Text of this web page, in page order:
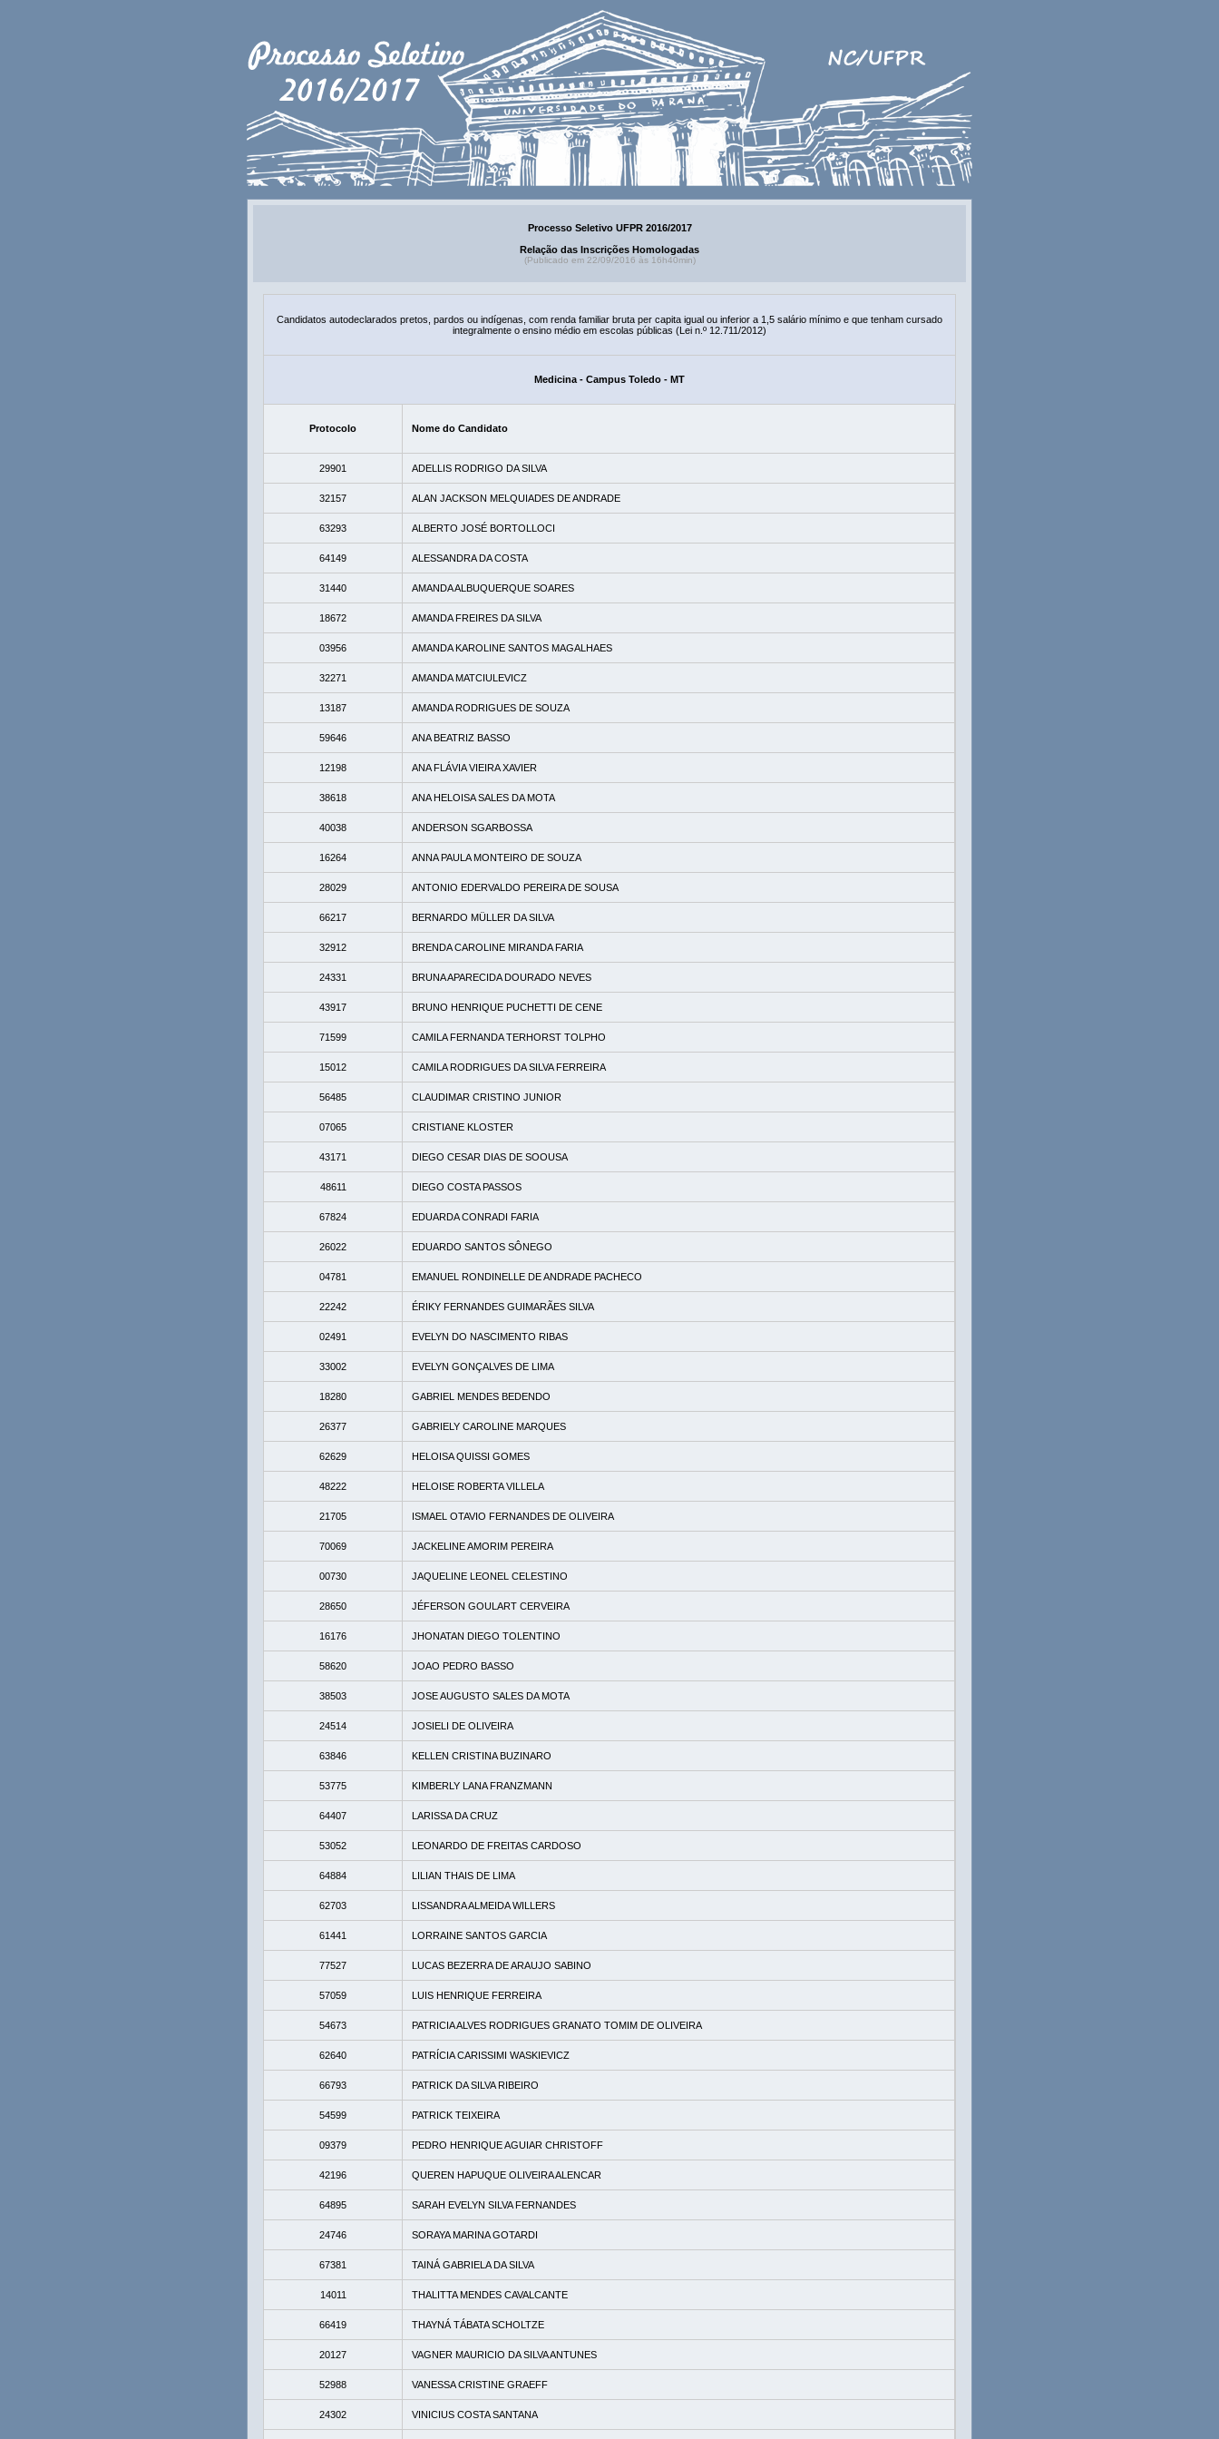
Processo Seletivo UFPR 2016/2017
Relação das Inscrições Homologadas
(Publicado em 22/09/2016 às 16h40min)
Candidatos autodeclarados pretos, pardos ou indígenas, com renda familiar bruta per capita igual ou inferior a 1,5 salário mínimo e que tenham cursado
integralmente o ensino médio em escolas públicas (Lei n.º 12.711/2012)
Medicina - Campus Toledo - MT
Protocolo Nome do Candidato
29901 ADELLIS RODRIGO DA SILVA
32157 ALAN JACKSON MELQUIADES DE ANDRADE
63293 ALBERTO JOSÉ BORTOLLOCI
64149 ALESSANDRA DA COSTA
31440 AMANDA ALBUQUERQUE SOARES
18672 AMANDA FREIRES DA SILVA
03956 AMANDA KAROLINE SANTOS MAGALHAES
32271 AMANDA MATCIULEVICZ
13187 AMANDA RODRIGUES DE SOUZA
59646 ANA BEATRIZ BASSO
12198 ANA FLÁVIA VIEIRA XAVIER
38618 ANA HELOISA SALES DA MOTA
40038 ANDERSON SGARBOSSA
16264 ANNA PAULA MONTEIRO DE SOUZA
28029 ANTONIO EDERVALDO PEREIRA DE SOUSA
66217 BERNARDO MÜLLER DA SILVA
32912 BRENDA CAROLINE MIRANDA FARIA
24331 BRUNA APARECIDA DOURADO NEVES
43917 BRUNO HENRIQUE PUCHETTI DE CENE
71599 CAMILA FERNANDA TERHORST TOLPHO
15012 CAMILA RODRIGUES DA SILVA FERREIRA
56485 CLAUDIMAR CRISTINO JUNIOR
07065 CRISTIANE KLOSTER
43171 DIEGO CESAR DIAS DE SOOUSA
48611 DIEGO COSTA PASSOS
67824 EDUARDA CONRADI FARIA
26022 EDUARDO SANTOS SÔNEGO
04781 EMANUEL RONDINELLE DE ANDRADE PACHECO
22242 ÉRIKY FERNANDES GUIMARÃES SILVA
02491 EVELYN DO NASCIMENTO RIBAS
33002 EVELYN GONÇALVES DE LIMA
18280 GABRIEL MENDES BEDENDO
26377 GABRIELY CAROLINE MARQUES
62629 HELOISA QUISSI GOMES
48222 HELOISE ROBERTA VILLELA
21705 ISMAEL OTAVIO FERNANDES DE OLIVEIRA
70069 JACKELINE AMORIM PEREIRA
00730 JAQUELINE LEONEL CELESTINO
28650 JÉFERSON GOULART CERVEIRA
16176 JHONATAN DIEGO TOLENTINO
58620 JOAO PEDRO BASSO
38503 JOSE AUGUSTO SALES DA MOTA
24514 JOSIELI DE OLIVEIRA
63846 KELLEN CRISTINA BUZINARO
53775 KIMBERLY LANA FRANZMANN
64407 LARISSA DA CRUZ
53052 LEONARDO DE FREITAS CARDOSO
64884 LILIAN THAIS DE LIMA
62703 LISSANDRA ALMEIDA WILLERS
61441 LORRAINE SANTOS GARCIA
77527 LUCAS BEZERRA DE ARAUJO SABINO
57059 LUIS HENRIQUE FERREIRA
54673 PATRICIA ALVES RODRIGUES GRANATO TOMIM DE OLIVEIRA
62640 PATRÍCIA CARISSIMI WASKIEVICZ
66793 PATRICK DA SILVA RIBEIRO
54599 PATRICK TEIXEIRA
09379 PEDRO HENRIQUE AGUIAR CHRISTOFF
42196 QUEREN HAPUQUE OLIVEIRA ALENCAR
64895 SARAH EVELYN SILVA FERNANDES
24746 SORAYA MARINA GOTARDI
67381 TAINÁ GABRIELA DA SILVA
14011 THALITTA MENDES CAVALCANTE
66419 THAYNÁ TÁBATA SCHOLTZE
20127 VAGNER MAURICIO DA SILVA ANTUNES
52988 VANESSA CRISTINE GRAEFF
24302 VINICIUS COSTA SANTANA